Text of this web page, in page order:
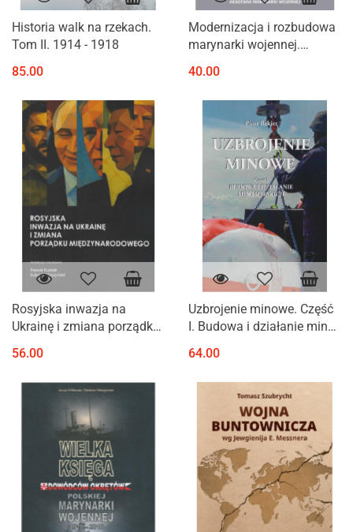
Historia walk na rzekach.
Tom II. 1914 - 1918
85.00
Modernizacja i rozbudowa
marynarki wojennej.
40.00
Rosyjska inwazja na
Ukrainę i zmiana porządku
56.00
Uzbrojenie minowe. Część
I. Budowa i działanie min
64.00